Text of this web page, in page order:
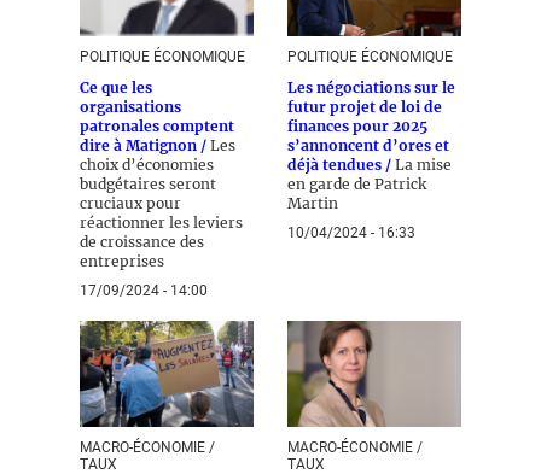
POLITIQUE ÉCONOMIQUE
Ce que les
organisations
patronales comptent
dire à Matignon / Les
choix d’économies
budgétaires seront
cruciaux pour
réactionner les leviers
de croissance des
entreprises
17/09/2024 - 14:00
POLITIQUE ÉCONOMIQUE
Les négociations sur le
futur projet de loi de
finances pour 2025
s’annoncent d’ores et
déjà tendues / La mise
en garde de Patrick
Martin
10/04/2024 - 16:33
MACRO-ÉCONOMIE /
TAUX
MACRO-ÉCONOMIE /
TAUX